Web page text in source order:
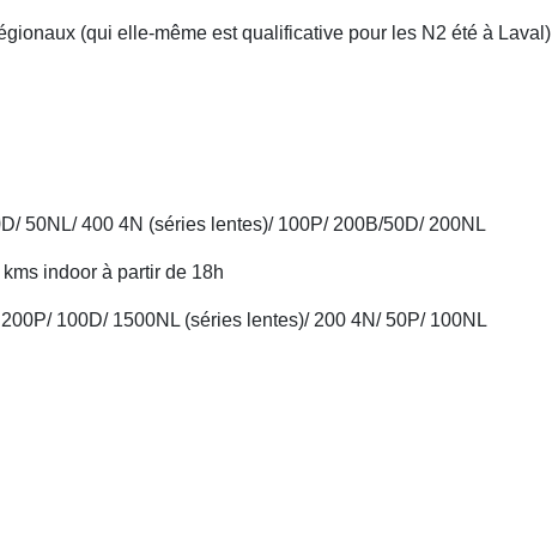
(qui elle-même est qualificative pour les N2 été à Laval)
50NL/ 400 4N (séries lentes)/ 100P/ 200B/50D/ 200NL
indoor à partir de 18h
100D/ 1500NL (séries lentes)/ 200 4N/ 50P/ 100NL